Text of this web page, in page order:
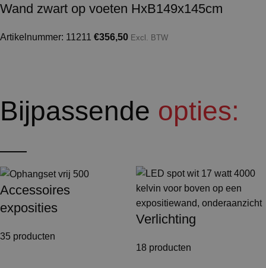
Wand zwart op voeten HxB149x145cm
Artikelnummer: 11211 €356,50 Excl. BTW
Bijpassende opties:
Accessoires
exposities
35 producten
Verlichting
18 producten